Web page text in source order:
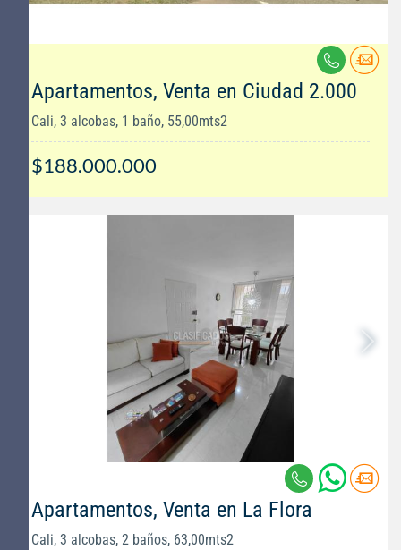
Apartamentos, Venta en Ciudad 2.000
Cali, 3 alcobas, 1 baño, 55,00mts2
$188.000.000
Apartamentos, Venta en La Flora
Cali, 3 alcobas, 2 baños, 63,00mts2